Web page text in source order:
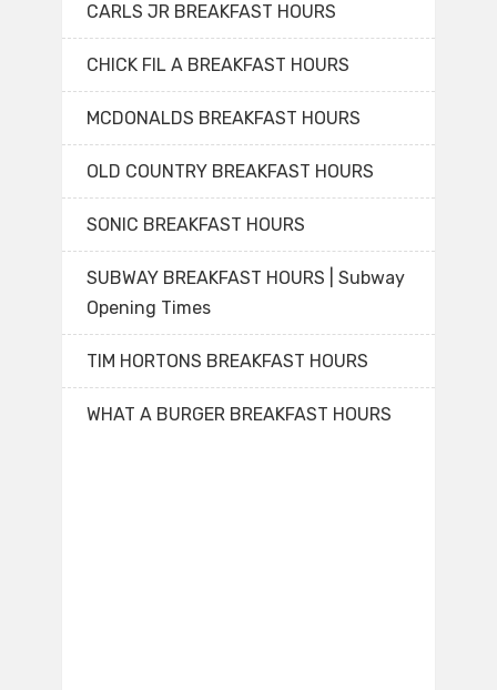
CARLS JR BREAKFAST HOURS
CHICK FIL A BREAKFAST HOURS
MCDONALDS BREAKFAST HOURS
OLD COUNTRY BREAKFAST HOURS
SONIC BREAKFAST HOURS
SUBWAY BREAKFAST HOURS | Subway
Opening Times
TIM HORTONS BREAKFAST HOURS
WHAT A BURGER BREAKFAST HOURS